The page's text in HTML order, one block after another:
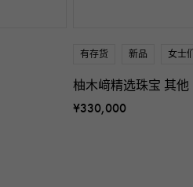
有存货 新品 女士
柚木﨑精选珠宝 其他
¥330,000